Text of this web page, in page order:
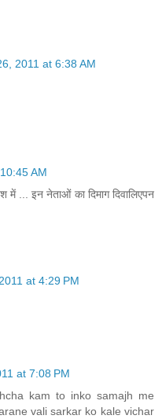
2011 at 6:38 AM
AM
में ... इन नेताओं का दिमाग दिवालिएपन
at 4:29 PM
at 7:08 PM
kam to inko samajh me
vali sarkar ko kale vichar